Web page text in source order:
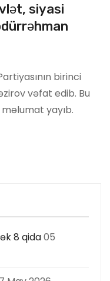
siyasi
birinci
vəfat edib. Bu
yayıb.
8 qida05